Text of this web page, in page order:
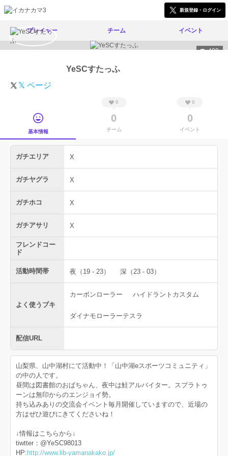
新規登録・ログイン
プレイヤー チーム イベント
409
YeSCすたっふ
𝕏 ページ
基本情報
0
0
チーム
0
0
イベント
ガチエリア X
ガチヤグラ X
ガチホコ X
ガチアサリ X
フレンドコー
ド
活動時間帯 夜（19 - 23） 深（23 - 03）
よく使うブキ
カーボンローラー ハイドラントカスタム
ダイナモローラーテスラ
配信URL
山梨県、山中湖村にて活動中！「山中湖eスポーツコミュニティ」
の中の人です。
昼間は図書館のおばちゃん、夜中は鮭アルバイター。スプラトゥ
ーンは無印からのエンジョイ勢。
持ち込みありの交流会イベント毎月開催していますので、近場の
方はぜひ遊びにきてくださいね！
↓情報はこちらから↓
tiwtter：@YeSC98013
HP: http://www.lib-yamanakako.jp/